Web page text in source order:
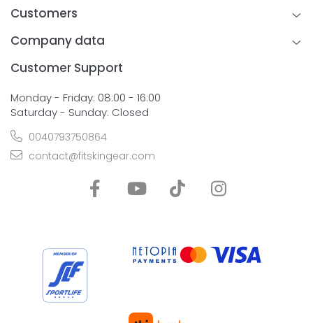
Customers
Company data
Customer Support
Monday - Friday: 08:00 - 16:00
Saturday - Sunday: Closed
0040793750864
contact@fitskingear.com